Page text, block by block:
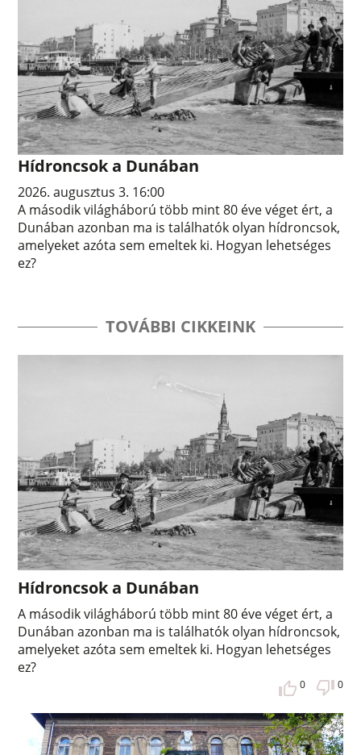
Hídroncsok a Dunában
2026. augusztus 3. 16:00
A második világháború több mint 80 éve véget ért, a
Dunában azonban ma is találhatók olyan hídroncsok,
amelyeket azóta sem emeltek ki. Hogyan lehetséges
ez?
TOVÁBBI CIKKEINK
Hídroncsok a Dunában
A második világháború több mint 80 éve véget ért, a
Dunában azonban ma is találhatók olyan hídroncsok,
amelyeket azóta sem emeltek ki. Hogyan lehetséges
ez?
0 0